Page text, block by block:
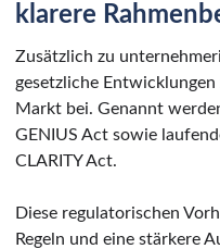
klarere
Zusätzlich zu
gesetzliche
Markt bei. Genannt
GENIUS Act sowie
CLARITY Act.
Diese regulatorischen
Regeln und eine stärkere